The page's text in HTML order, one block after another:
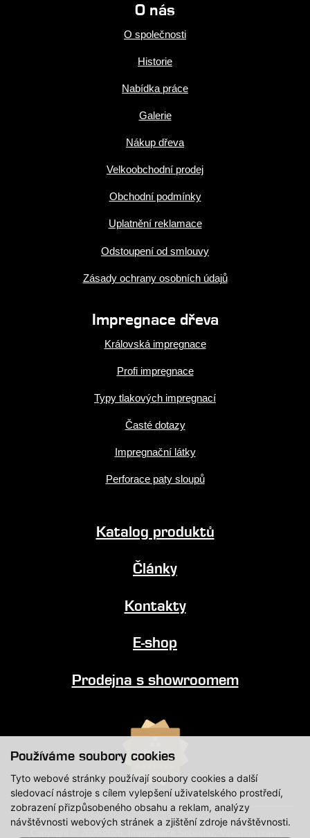
Používáme soubory cookies
Tyto webové stránky používají soubory cookies a další
sledovací nástroje s cílem vylepšení uživatelského prostředí,
zobrazení přizpůsobeného obsahu a reklam, analýzy
návštěvnosti webových stránek a zjištění zdroje návštěvnosti.
O nás
O společnosti
Historie
Nabídka práce
Galerie
Nákup dřeva
Velkoobchodní prodej
Obchodní podmínky
Uplatnění reklamace
Odstoupení od smlouvy
Zásady ochrany osobních údajů
Impregnace dřeva
Královská impregnace
Profi impregnace
Typy tlakových impregnací
Časté dotazy
Impregnační látky
Perforace paty sloupů
Katalog produktů
Články
Kontakty
E-shop
Prodejna s showroomem